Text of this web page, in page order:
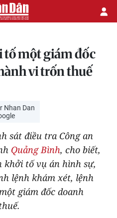
tố một giám đốc
vi trốn thuế
Nhan Dan
sát điều tra Công an
Quảng Bình, cho biết,
khởi tố vụ án hình sự,
lệnh khám xét, lệnh
giám đốc doanh